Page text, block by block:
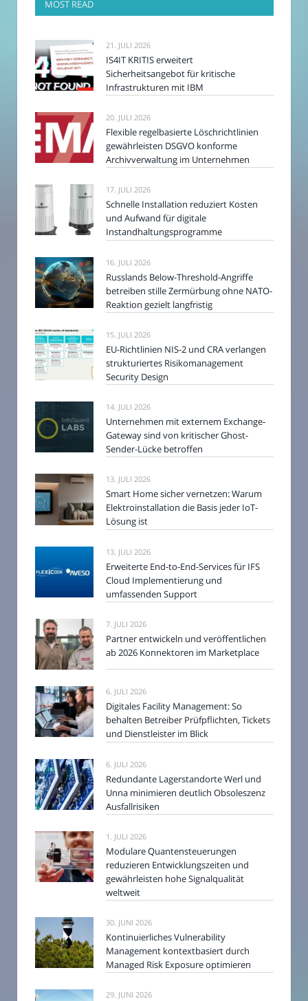
MOST READ
21. JULI 2026
IS4IT KRITIS erweitert
Sicherheitsangebot für kritische
Infrastrukturen mit IBM
20. JULI 2026
Flexible regelbasierte Löschrichtlinien
gewährleisten DSGVO konforme
Archivverwaltung im Unternehmen
17. JULI 2026
Schnelle Installation reduziert Kosten
und Aufwand für digitale
Instandhaltungsprogramme
16. JULI 2026
Russlands Below-Threshold-Angriffe
betreiben stille Zermürbung ohne NATO-
Reaktion gezielt langfristig
15. JULI 2026
EU-Richtlinien NIS-2 und CRA verlangen
strukturiertes Risikomanagement
Security Design
14. JULI 2026
Unternehmen mit externem Exchange-
Gateway sind von kritischer Ghost-
Sender-Lücke betroffen
13. JULI 2026
Smart Home sicher vernetzen: Warum
Elektroinstallation die Basis jeder IoT-
Lösung ist
13. JULI 2026
Erweiterte End-to-End-Services für IFS
Cloud Implementierung und
umfassenden Support
7. JULI 2026
Partner entwickeln und veröffentlichen
ab 2026 Konnektoren im Marketplace
6. JULI 2026
Digitales Facility Management: So
behalten Betreiber Prüfpflichten, Tickets
und Dienstleister im Blick
6. JULI 2026
Redundante Lagerstandorte Werl und
Unna minimieren deutlich Obsoleszenz
Ausfallrisiken
1. JULI 2026
Modulare Quantensteuerungen
reduzieren Entwicklungszeiten und
gewährleisten hohe Signalqualität
weltweit
30. JUNI 2026
Kontinuierliches Vulnerability
Management kontextbasiert durch
Managed Risk Exposure optimieren
29. JUNI 2026